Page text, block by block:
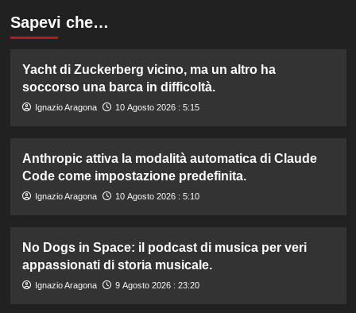
Sapevi che…
Yacht di Zuckerberg vicino, ma un altro ha
soccorso una barca in difficoltà.
Ignazio Aragona 10 Agosto 2026 : 5:15
Anthropic attiva la modalità automatica di Claude
Code come impostazione predefinita.
Ignazio Aragona 10 Agosto 2026 : 5:10
No Dogs in Space: il podcast di musica per veri
appassionati di storia musicale.
Ignazio Aragona 9 Agosto 2026 : 23:20